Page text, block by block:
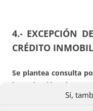
Sí,
4.- EXCEPCIÓN
CRÉDITO
Se plantea consulta
la redacción de
aplicación de la Ley